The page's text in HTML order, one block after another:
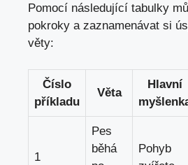
Pomocí následující⁢ tabulky
pokroky a zaznamenávat⁤ si
věty:
Číslo
příkladu
Věta
Hlavní
1
Pes
běhá
Pohyb